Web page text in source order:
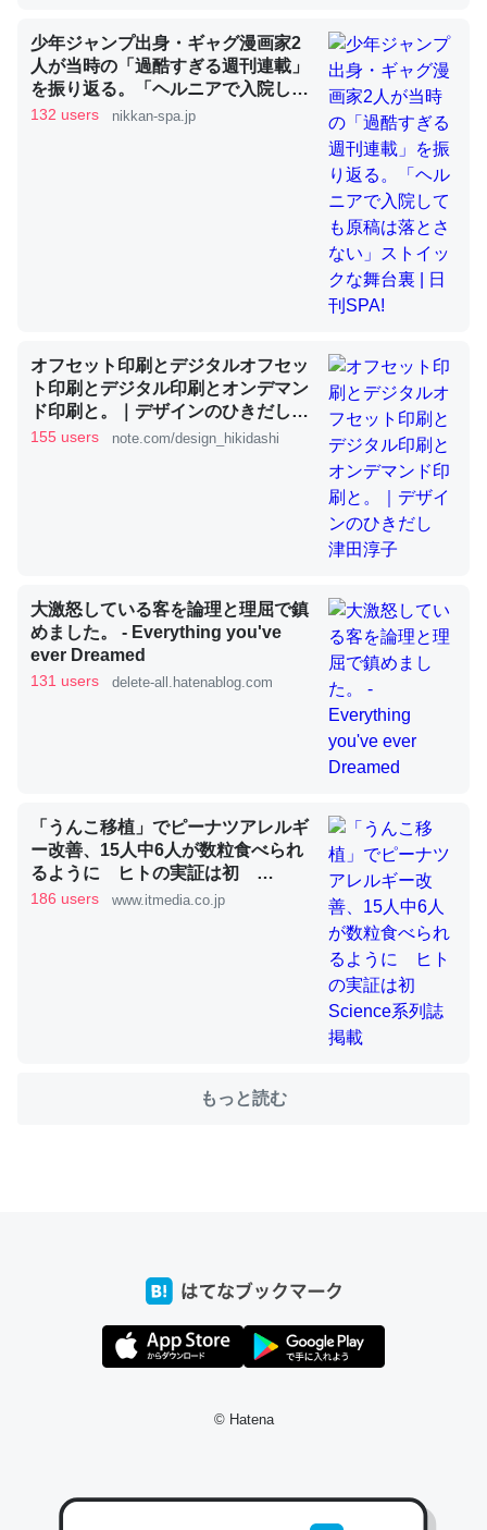
昆虫ってカルシウム少ないのか。知らんかった。調べたら
コオロギのカルシウム分はエビの600分の1程度。
─ニュース :: 【研究発表】昆虫学の大問題＝「昆虫はなぜ海にいな
論文では「淡水はカルシウムも酸素も不足してて両方に不
利だから両方が拮抗してるのでは」とあって面白い。海に
いる鋏角類（カブトガニ・ウミグモ）はカルシウムを使わ
ずキチンを強化してる筈だが、酵素が違うのか？
─ニュース :: 【研究発表】昆虫学の大問題＝「昆虫はなぜ海にいな
これを元に考えるとカルシウムを大量に使う脊椎動物と貝
類は苦労してるんだな…。腹足類だと殻を無くしてナメク
ジになったり努力してるし。
─ニュース :: 【研究発表】昆虫学の大問題＝「昆虫はなぜ海にいな
ウチもEchoを実家に置いて４年。でたまに覗いてる。ぼ
ちぼちRingも置こうかと画策中。あと、Googleマップで
位置情報を共有してる。電池残量や充電中かが分かるので
─たまにLINEするくらいだった遠方の父67歳と僕。ITツール導入で
コミュニケーションが劇的に変化した｜tayorini by LIFULL介護
34
少年ジャンプ出身・ギャグ漫画家2
人が当時の「過酷すぎる週刊連載」
を振り返る。「ヘルニアで入院して
も原稿は落とさない」ストイックな
132 users nikkan-spa.jp
オフセット印刷とデジタルオフセッ
ト印刷とデジタル印刷とオンデマン
ド印刷と。｜デザインのひきだし
津田淳子
155 users note.com/design_hikidashi
大激怒している客を論理と理屈で鎮
めました。 - Everything you've
ever Dreamed
131 users delete-all.hatenablog.com
「うんこ移植」でピーナツアレルギ
ー改善、15人中6人が数粒食べられ
るように ヒトの実証は初
Science系列誌掲載
186 users www.itmedia.co.jp
もっと読む
© Hatena